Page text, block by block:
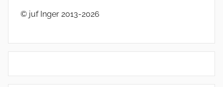
© juf Inger 2013-2026